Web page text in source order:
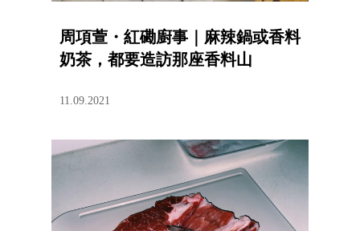
周項萱・紅磡廚事｜麻辣鍋或香料
奶茶，都要造訪那座香料山
11.09.2021